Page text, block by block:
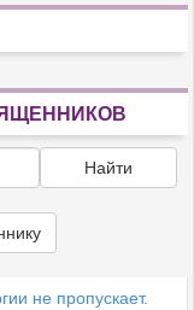
Найти
не пропускает.